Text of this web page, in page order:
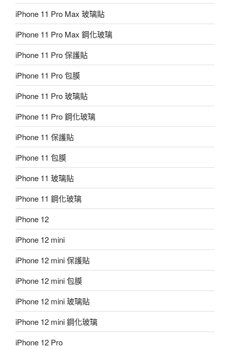
iPhone 11 Pro Max 玻璃貼
iPhone 11 Pro Max 鋼化玻璃
iPhone 11 Pro 保護貼
iPhone 11 Pro 包膜
iPhone 11 Pro 玻璃貼
iPhone 11 Pro 鋼化玻璃
iPhone 11 保護貼
iPhone 11 包膜
iPhone 11 玻璃貼
iPhone 11 鋼化玻璃
iPhone 12
iPhone 12 mini
iPhone 12 mini 保護貼
iPhone 12 mini 包膜
iPhone 12 mini 玻璃貼
iPhone 12 mini 鋼化玻璃
iPhone 12 Pro